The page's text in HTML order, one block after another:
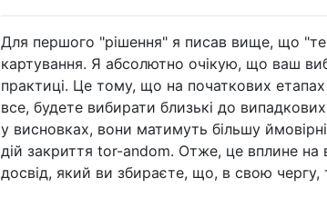
Для першого "рішення" я писав вище, що
картування. Я абсолютно очікую, що ваш
практиці. Це тому, що на початкових
все, будете вибирати близькі до
у висновках, вони матимуть більшу
дій закриття tor-andom. Отже, це вплине
досвід, який ви збираєте, що, в свою